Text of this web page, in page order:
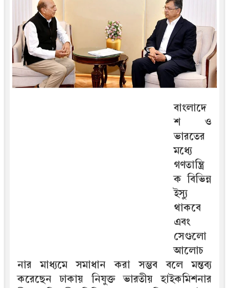
বাংলাদে
শ ও
ভারতের
মধ্যে
গণতান্ত্রি
ক বিভিন্ন
ইস্যু
থাকবে
এবং
সেগুলো
আলোচ
নার মাধ্যমে সমাধান করা সম্ভব বলে মন্তব্য
করেছেন ঢাকায় নিযুক্ত ভারতীয় হাইকমিশনার